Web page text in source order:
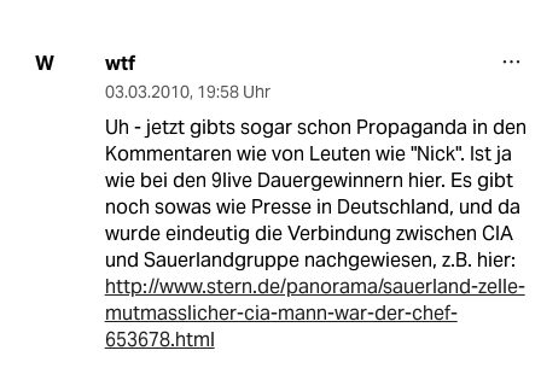
W wtf
03.03.2010, 19:58 Uhr
Uh - jetzt gibts sogar schon Propaganda in den
Kommentaren wie von Leuten wie "Nick". Ist ja
wie bei den 9live Dauergewinnern hier. Es gibt
noch sowas wie Presse in Deutschland, und da
wurde eindeutig die Verbindung zwischen CIA
und Sauerlandgruppe nachgewiesen, z.B. hier:
http://www.stern.de/panorama/sauerland-zelle-
mutmasslicher-cia-mann-war-der-chef-
653678.html